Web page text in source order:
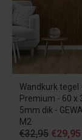
Wandkurk tegel
Premium - 60 x
5mm dik -
M2
€32,95 €29,95